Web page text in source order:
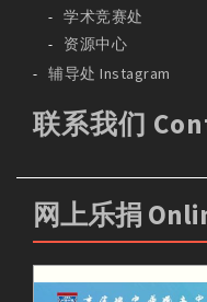
学术竞赛处
资源中心
辅导处 Instagram
联系我们
网上乐捐